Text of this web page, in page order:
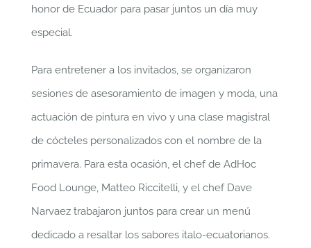
honor de Ecuador para pasar juntos un día muy
especial.
Para entretener a los invitados, se organizaron
sesiones de asesoramiento de imagen y moda, una
actuación de pintura en vivo y una clase magistral
de cócteles personalizados con el nombre de la
primavera. Para esta ocasión, el chef de AdHoc
Food Lounge, Matteo Riccitelli, y el chef Dave
Narvaez trabajaron juntos para crear un menú
dedicado a resaltar los sabores italo-ecuatorianos.